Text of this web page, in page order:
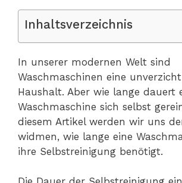
Inhaltsverzeichnis
In unserer modernen Welt sind
Waschmaschinen eine
Haushalt. Aber wie lange dauert
Waschmaschine sich selbst
diesem Artikel werden wir uns
widmen, wie lange eine
ihre Selbstreinigung benötigt.